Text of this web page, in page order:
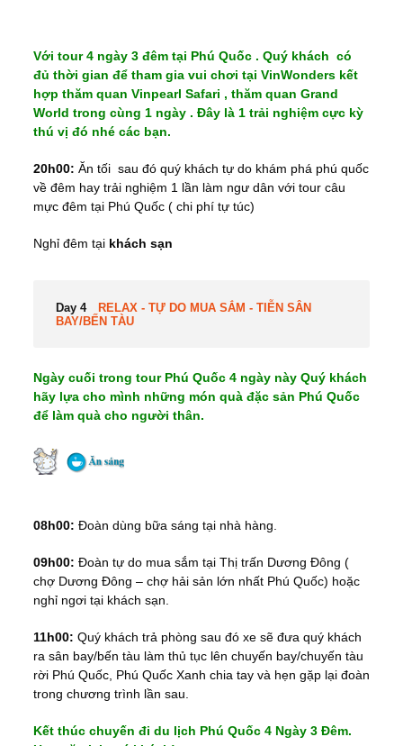
Với tour 4 ngày 3 đêm tại Phú Quốc . Quý khách có
đủ thời gian để tham gia vui chơi tại VinWonders kết
hợp thăm quan Vinpearl Safari , thăm quan Grand
World trong cùng 1 ngày . Đây là 1 trải nghiệm cực kỳ
thú vị đó nhé các bạn.
20h00: Ăn tối sau đó quý khách tự do khám phá phú quốc
về đêm hay trải nghiệm 1 lần làm ngư dân với tour câu
mực đêm tại Phú Quốc ( chi phí tự túc)
Nghỉ đêm tại khách sạn
Day 4
RELAX - TỰ DO MUA SẮM - TIỄN SÂN
BAY/BẾN TÀU
Ngày cuối trong tour Phú Quốc 4 ngày này Quý khách
hãy lựa cho mình những món quà đặc sản Phú Quốc
để làm quà cho người thân.
08h00: Đoàn dùng bữa sáng tại nhà hàng.
09h00: Đoàn tự do mua sắm tại Thị trấn Dương Đông (
chợ Dương Đông – chợ hải sản lớn nhất Phú Quốc) hoặc
nghỉ ngơi tại khách sạn.
11h00: Quý khách trả phòng sau đó xe sẽ đưa quý khách
ra sân bay/bến tàu làm thủ tục lên chuyến bay/chuyến tàu
rời Phú Quốc, Phú Quốc Xanh chia tay và hẹn gặp lại đoàn
trong chương trình lần sau.
Kết thúc chuyến đi du lịch Phú Quốc 4 Ngày 3 Đêm.